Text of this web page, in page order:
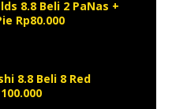
8.8 Beli 2 PaNas +
Rp80.000
8.8 Beli 8 Red